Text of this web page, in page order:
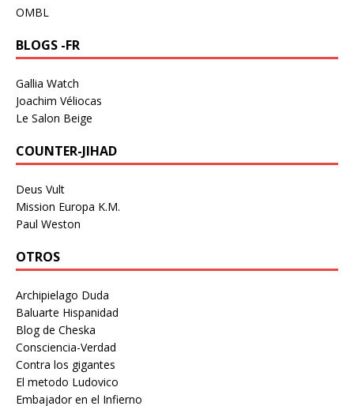
OMBL
BLOGS -FR
Gallia Watch
Joachim Véliocas
Le Salon Beige
COUNTER-JIHAD
Deus Vult
Mission Europa K.M.
Paul Weston
OTROS
Archipielago Duda
Baluarte Hispanidad
Blog de Cheska
Consciencia-Verdad
Contra los gigantes
El metodo Ludovico
Embajador en el Infierno